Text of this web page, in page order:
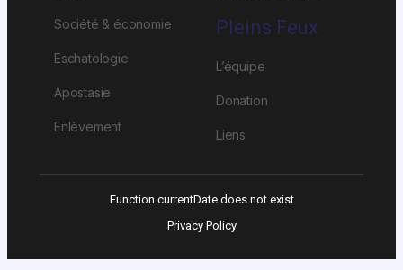
Société & économie
Eschatologie
Apostasie
Enlèvement
Pleins Feux
L’équipe
Donation
Liens
Function currentDate does not exist
Privacy Policy